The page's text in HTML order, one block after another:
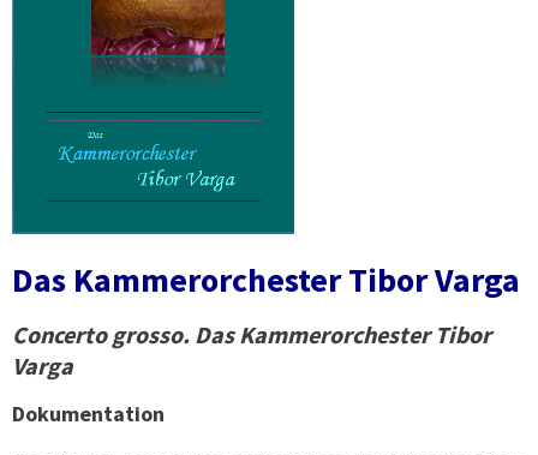
Das Kammerorchester Tibor Varga
Concerto grosso. Das Kammerorchester Tibor
Varga
Dokumentation